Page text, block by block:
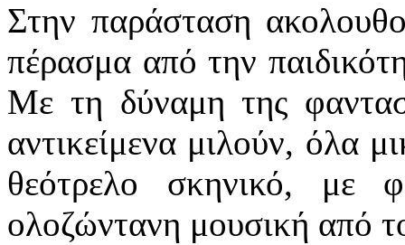
Στην παράσταση
πέρασμα από την
Με τη δύναμη της
αντικείμενα μιλούν, όλα
θεότρελο σκηνικό, με
ολοζώντανη μουσική από